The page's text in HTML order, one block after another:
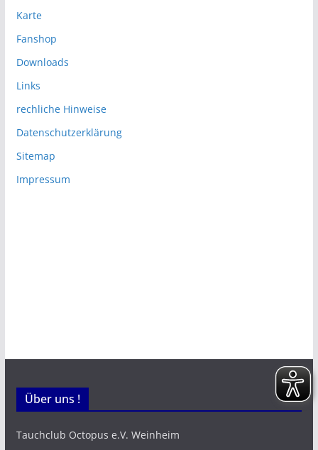
Karte
Fanshop
Downloads
Links
rechliche Hinweise
Datenschutzerklärung
Sitemap
Impressum
Über uns !
Tauchclub Octopus e.V. Weinheim